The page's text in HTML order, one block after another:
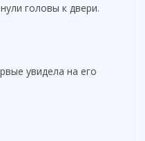
головы к двери.
увидела на его